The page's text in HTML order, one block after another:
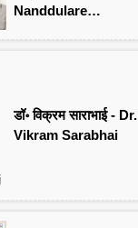
Nanddulare
डॉ॰ विक्रम साराभाई - Dr.
Vikram Sarabhai